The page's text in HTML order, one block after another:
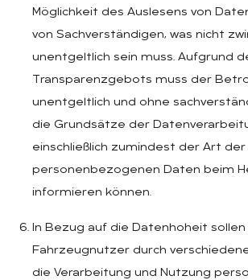
Möglichkeit des Auslesens von
von Sachverständigen, was nicht
unentgeltlich sein muss. Aufgrund
Transparenzgebots muss der
unentgeltlich und ohne
die Grundsätze der
einschließlich zumindest der Art
personenbezogenen Daten beim
informieren können.
In Bezug auf die Datenhoheit sollen
Fahrzeugnutzer durch
die Verarbeitung und Nutzung